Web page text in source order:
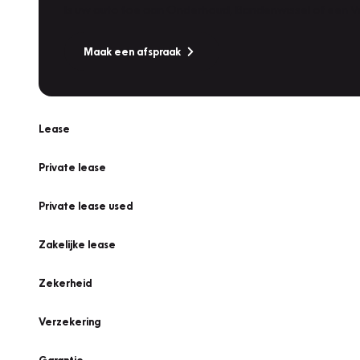
Maak een afspraak
Lease
Private lease
Private lease used
Zakelijke lease
Zekerheid
Verzekering